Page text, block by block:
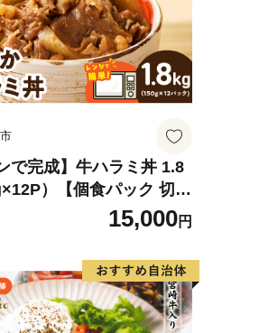
で完成】牛ハラミ丼 1.8
）【個食パック 切り
肉 冷凍 牛丼の具 簡単調理
小分け 冷凍 訳あり サイ
15,000円